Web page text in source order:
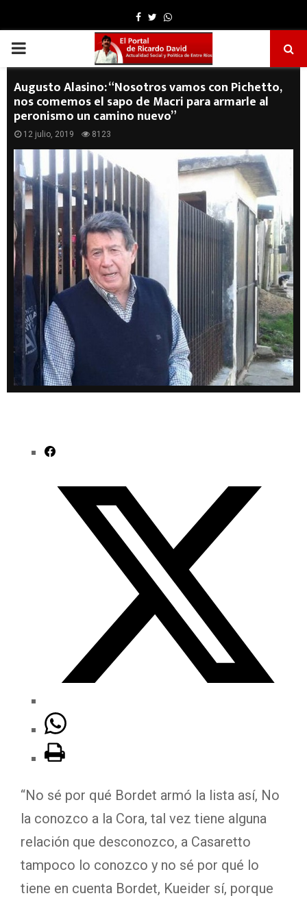
Facebook
TwitterWhatsapp
PRIMARY
MENU
Augusto Alasino: “Nosotros vamos con Pichetto,
nos comemos el sapo de Macri para armarle al
peronismo un camino nuevo”
12 julio, 2019 8123
“No sé por qué Bordet armó la lista así, No
la conozco a la Cora, tal vez tiene alguna
relación que desconozco, a Casaretto
tampoco lo conozco y no sé por qué lo
tiene en cuenta Bordet, Kueider sí, porque